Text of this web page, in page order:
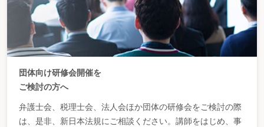
が必要
上記の判断を踏まえ、審判所は、本事案について、A家屋及びB家
床面積が明らかとなっており、A家屋及びB家屋の各階の登記上の床
面積のうち、最も広い面積が建築面積に近似するものと考えられる
ため、A家屋及びB家屋の各階の登記上の床面積のうち、最も広い面
積をA家屋及びB家屋の各建築面積の代わりに用いるのが合理的であ
団体向け研修会開催を
ご検討の方へ
弁護士会、税理士会、法人会ほか団体の研修会をご検討の際
は、是非、新日本法規にご相談ください。講師をはじめ、事